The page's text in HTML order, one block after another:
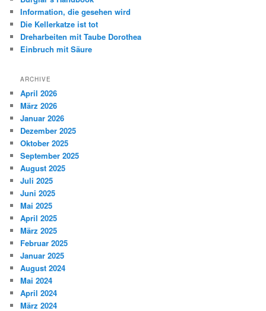
Information, die gesehen wird
Die Kellerkatze ist tot
Dreharbeiten mit Taube Dorothea
Einbruch mit Säure
ARCHIVE
April 2026
März 2026
Januar 2026
Dezember 2025
Oktober 2025
September 2025
August 2025
Juli 2025
Juni 2025
Mai 2025
April 2025
März 2025
Februar 2025
Januar 2025
August 2024
Mai 2024
April 2024
März 2024